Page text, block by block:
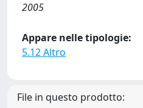
2005
Appare nelle tipologie:
5.12 Altro
File in questo prodotto: